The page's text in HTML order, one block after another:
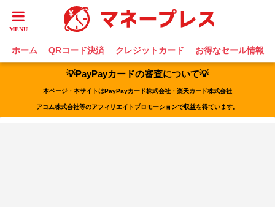
ホーム QRコード決済 クレジットカード お得なセール情報
💡PayPayカードの審査について💡
本ページ・本サイトはPayPayカード株式会社・楽天カード株式会社
アコム株式会社等のアフィリエイトプロモーションで収益を得ています。